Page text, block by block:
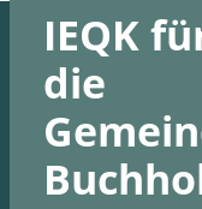
IEQK
die